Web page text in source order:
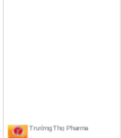
Công ty cao su Thành Danh